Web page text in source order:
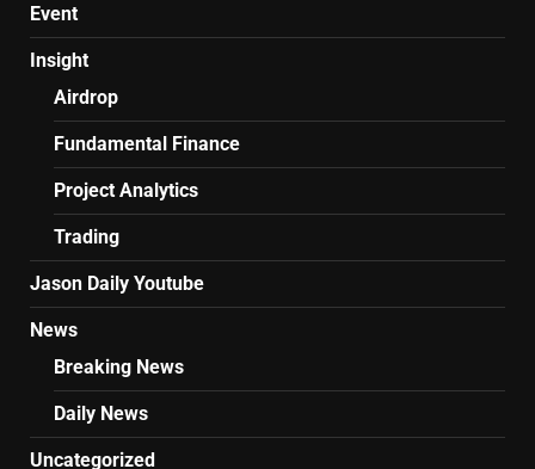
Event
Insight
Airdrop
Fundamental Finance
Project Analytics
Trading
Jason Daily Youtube
News
Breaking News
Daily News
Uncategorized